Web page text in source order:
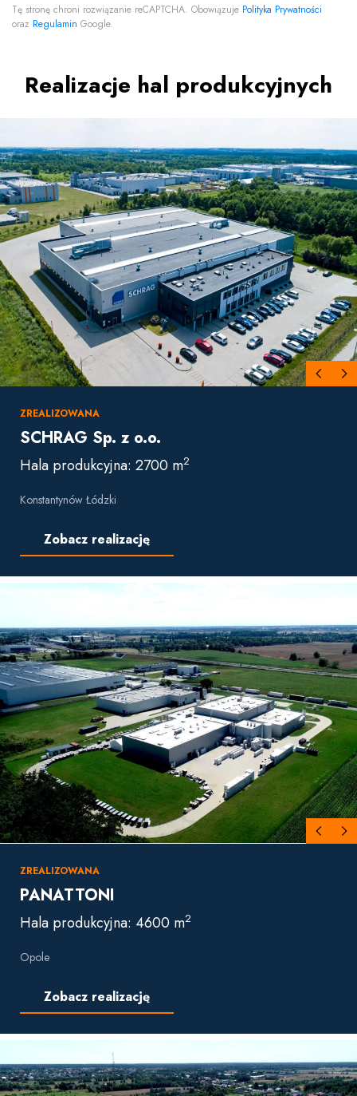
Tę stronę chroni rozwiązanie reCAPTCHA. Obowiązuje Polityka Prywatności
oraz Regulamin Google.
Realizacje hal produkcyjnych
ZREALIZOWANA
SCHRAG Sp. z o.o.
Hala produkcyjna: 2700 m2
Konstantynów Łódzki
Zobacz realizację
ZREALIZOWANA
PANATTONI
Hala produkcyjna: 4600 m2
Opole
Zobacz realizację